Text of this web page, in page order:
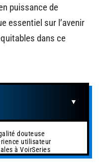
puissance de
essentiel sur l’avenir
dans ce
douteuse
utilisateur
à VoirSeries